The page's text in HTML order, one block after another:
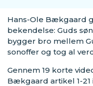
Hans-Ole Bækgaard
bekendelse: Guds
bygger bro mellem
sonoffer og tog al
Gennem 19 korte
Bækgaard artikel 1-